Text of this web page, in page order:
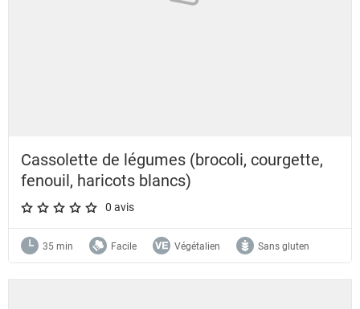
Cassolette de légumes (brocoli, courgette,
fenouil, haricots blancs)
A star rating of 0 out of 5.
0 avis
35 min Facile Végétalien Sans gluten